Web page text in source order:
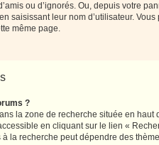
ou d’ignorés. Ou, depuis votre
saisissant leur nom d’utilisateur.
même page.
?
la zone de recherche située en haut
en cliquant sur le lien «
à la recherche peut dépendre des